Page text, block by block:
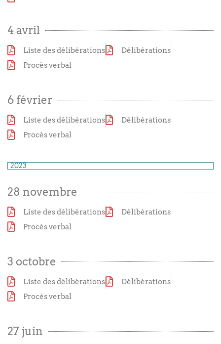
4 avril
Liste des délibérations
Délibérations
Procès verbal
6 février
Liste des délibérations
Délibérations
Procès verbal
2023
28 novembre
Liste des délibérations
Délibérations
Procès verbal
3 octobre
Liste des délibérations
Délibérations
Procès verbal
27 juin